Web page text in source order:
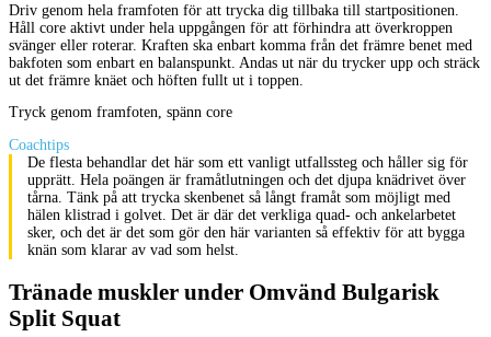
Driv genom hela framfoten för att trycka dig tillbaka till startpositionen.
Håll core aktivt under hela uppgången för att förhindra att överkroppen
svänger eller roterar. Kraften ska enbart komma från det främre benet med
bakfoten som enbart en balanspunkt. Andas ut när du trycker upp och sträck
ut det främre knäet och höften fullt ut i toppen.
Tryck genom framfoten, spänn core
Coachtips
De flesta behandlar det här som ett vanligt utfallssteg och håller sig för
upprätt. Hela poängen är framåtlutningen och det djupa knädrivet över
tårna. Tänk på att trycka skenbenet så långt framåt som möjligt med
hälen klistrad i golvet. Det är där det verkliga quad- och ankelarbetet
sker, och det är det som gör den här varianten så effektiv för att bygga
knän som klarar av vad som helst.
Tränade muskler under Omvänd Bulgarisk
Split Squat